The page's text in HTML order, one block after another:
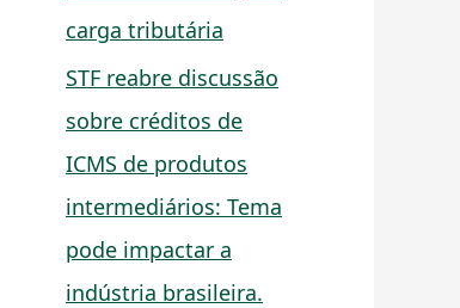
carga tributária
STF reabre discussão
sobre créditos de
ICMS de produtos
intermediários: Tema
pode impactar a
indústria brasileira.